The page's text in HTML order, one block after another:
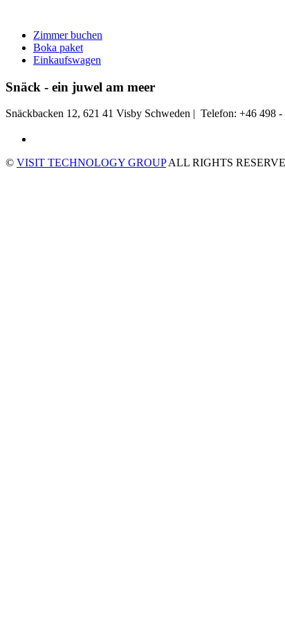
Zimmer buchen
Boka paket
Einkaufswagen
Snäck - ein juwel am meer
Snäckbacken 12, 621 41 Visby Schweden | Telefon: +46 498
© VISIT TECHNOLOGY GROUPALL RIGHTS